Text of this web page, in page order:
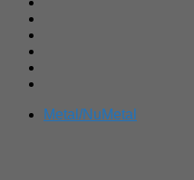
Metal/NuMetal